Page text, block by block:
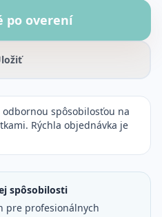
po overení
spôsobilosťou na
Rýchla objednávka je
spôsobilosti
pre profesionálnych